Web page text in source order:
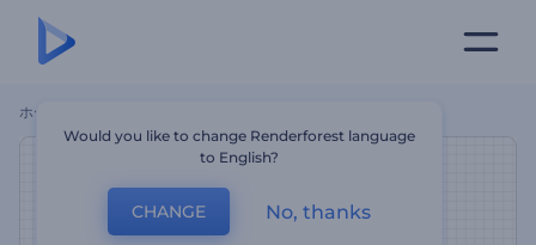
ホーム
Would you like to change Renderforest language
to English?
CHANGE No, thanks